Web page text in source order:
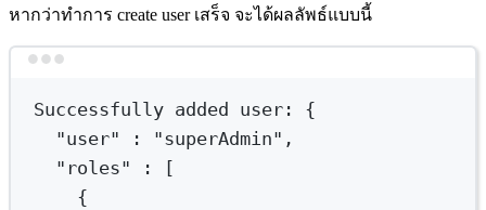
หากว่าทำการ create user เสร็จ จะได้ผลลัพธ์แบบนี้
Successfully added user:
{
"user"
:
"superAdmin",
"roles"
:
[
{